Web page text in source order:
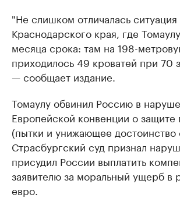
"Не слишком отличалась
Краснодарского края, где
месяца срока: там на 198-
приходилось 49 кроватей при 70
— сообщает издание.
Томаулу обвинил Россию в
Европейской конвенции о защите
(пытки и унижающее достоинство
Страсбургский суд признал
присудил России выплатить
заявителю за моральный ущерб в
евро.